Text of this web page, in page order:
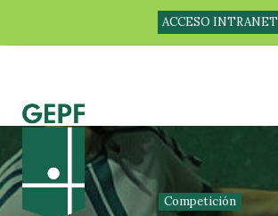
ACCESO INTRANET
Competición